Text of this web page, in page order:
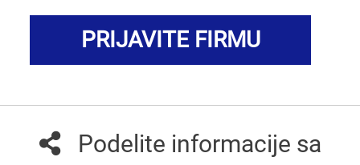
PRIJAVITE FIRMU
Podelite informacije sa